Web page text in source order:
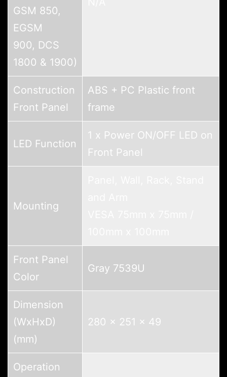
GSM 850,
EGSM
900, DCS
1800 & 1900)
Construction
Front Panel
ABS + PC Plastic front
frame
LED Function
1 x Power ON/OFF LED on
Front Panel
Mounting
Front Panel
Color
Gray 7539U
Dimension
(WxHxD)
(mm)
280 x 251 x 49
Operation